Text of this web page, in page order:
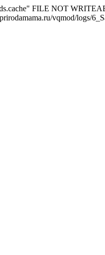
FILE NOT
vqmod/logs/